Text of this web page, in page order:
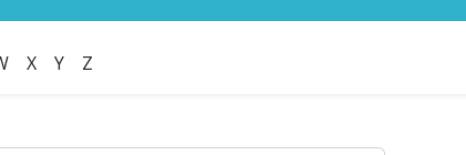
X Y Z